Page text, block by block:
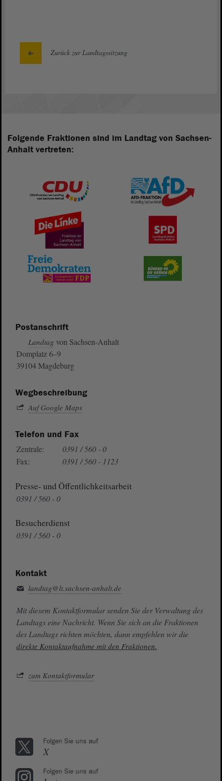
Zurück zur Landtagssitzung
Folgende Fraktionen sind im Landtag von Sachsen-
Anhalt vertreten:
Postanschrift
Landtag von Sachsen-Anhalt
Domplatz 6–9
39104 Magdeburg
Wegbeschreibung
Auf Google Maps
Telefon und Fax
Zentrale:
0391 / 560 - 0
Fax:
0391 / 560 - 1123
Presse- und Öffentlichkeitsarbeit
0391 / 560 - 0
Besucherdienst
0391 / 560 - 0
Kontakt
landtag@lt.sachsen-anhalt.de
Mit diesem Kontaktformular senden Sie der Verwaltung des
Landtags eine Nachricht. Wenn Sie sich an die Fraktionen
des Landtags richten möchten, dann empfehlen wir die
direkte Kontaktaufnahme mit den Fraktionen.
zum Kontaktformular
Folgen Sie uns auf
X
Folgen Sie uns auf